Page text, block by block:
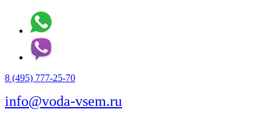
8 (495) 777-25-70
info@voda-vsem.ru